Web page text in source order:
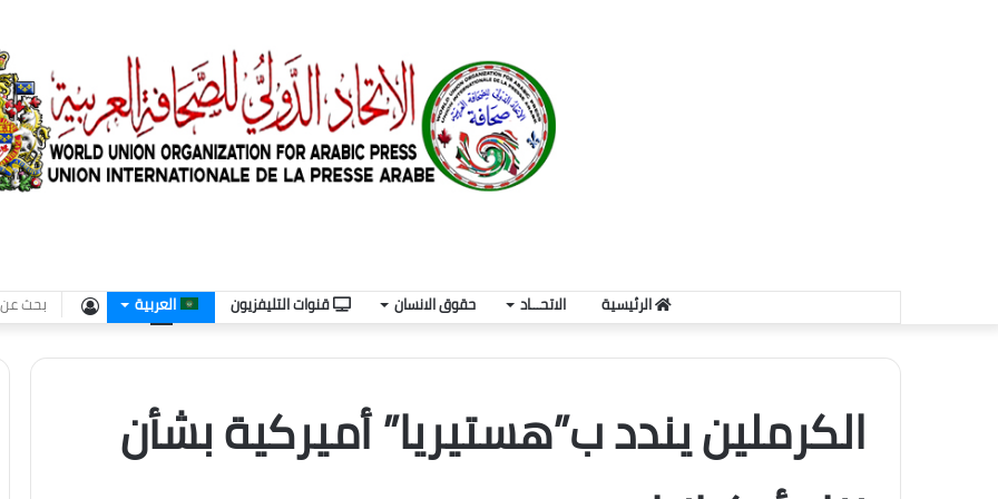
الرئيسية الاتحـــاد حقوق الانسان قنوات التليفزيون العربية
تسجيل
الكرملين يندد ب”هستيريا” أميركية بشأن